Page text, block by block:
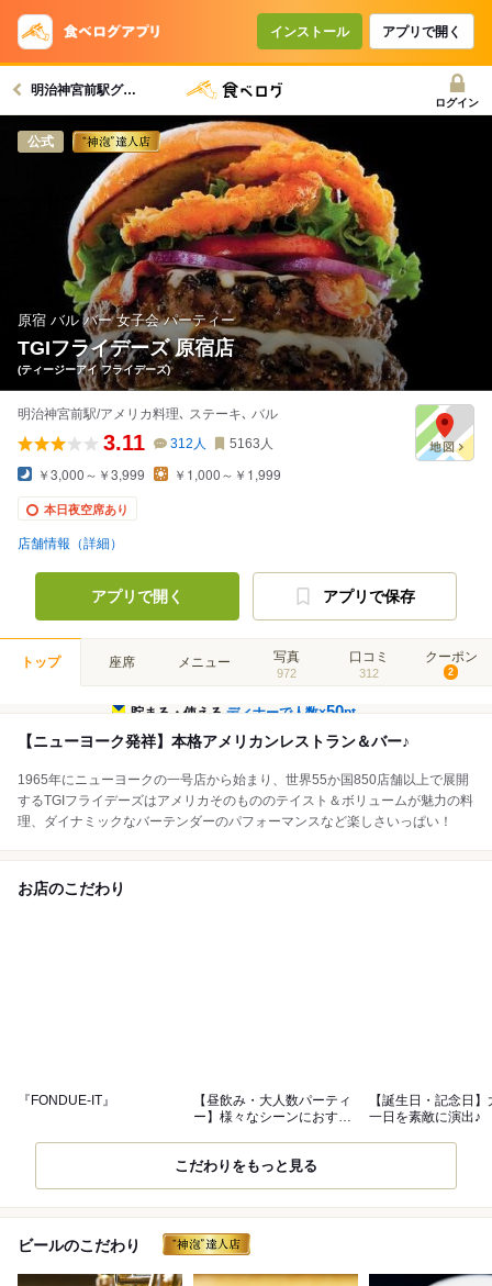
インストール アプリで開く
明治神宮前駅グルメへ
ログイン
公式
原宿 バル バー 女子会 パーティー
TGIフライデーズ 原宿店
(ティージーアイ フライデーズ)
明治神宮前駅/アメリカ料理､ ステーキ､ バル
3.11 312 人 5163 人
￥3,000～￥3,999 ￥1,000～￥1,999
本日夜空席あり
店舗情報（詳細）
アプリで開く アプリで保存
トップ 座席 メニュー 写真
972
口コミ
312
クーポン
2
貯まる・使えるディナーで人数×50pt
【ニューヨーク発祥】本格アメリカンレストラン＆バー♪
1965年にニューヨークの一号店から始まり、世界55か国850店舗以上で展開
するTGIフライデーズはアメリカそのもののテイスト＆ボリュームが魅力の料
理、ダイナミックなバーテンダーのパフォーマンスなど楽しさいっぱい！
お店のこだわり
『FONDUE-IT』
【昼飲み・大人数パーティ
ー】様々なシーンにおすす
【誕生日・記念日
一日を素敵に演出♪
こだわりをもっと見る
ビールのこだわり
コースで使えるクーポン
戻る
クーポンを利用せず予約する